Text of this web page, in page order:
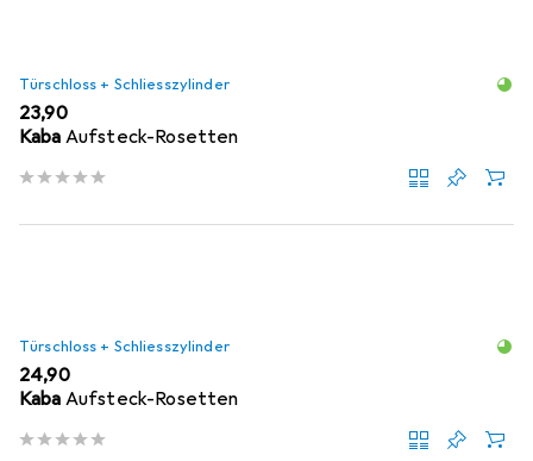
Türschloss + Schliesszylinder
EUR
23,90
Kaba Aufsteck-Rosetten
Türschloss + Schliesszylinder
EUR
24,90
Kaba Aufsteck-Rosetten